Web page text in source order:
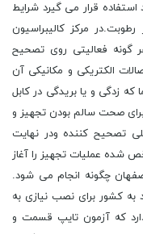
قرار می گیرد شرایط
مرکز کالیبراسیون
گونه فعالیتی روی تصحیح
الکتریکی و مکانیکی آن
زدگی و یا بریدگی در کابل
صحت سالم بودن تجهیز و
تصحیح کننده ودر نهایت
شده عملیات تجهیز را آغاز
چگونه انجام می شود.
به کشور برای نصب نیازی به
که آزمون تایپ قسمت و